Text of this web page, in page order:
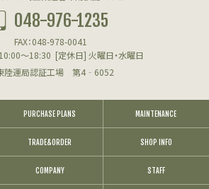
048-976-1235
FAX：048-978-0041
～18:30 [定休日] 火曜日・水曜日
陸運局認証工場 第4‐6052
PURCHASE PLANS MAINTENANCE
TRADE&ORDER SHOP INFO
COMPANY STAFF